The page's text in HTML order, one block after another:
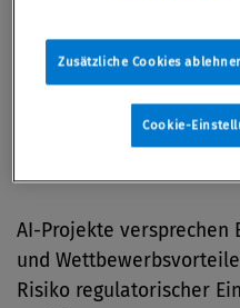
Redaktion
09. März 2026 /
AI-Projekte versprechen
und
Risiko regulatorischer
Zusätzliche Cookies
Cookie-